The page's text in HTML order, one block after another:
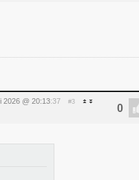
2026 @ 20:13:37 #3